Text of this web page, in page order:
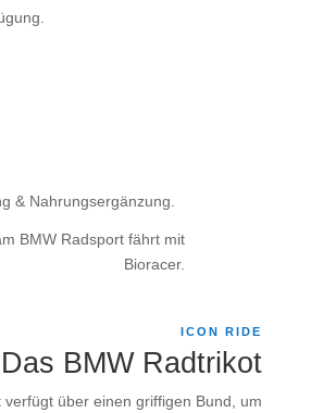
& Nahrungsergänzung
BMW Radsport fährt mit
Bioracer.
ICON RIDE
Das BMW Radtrikot
verfügt über einen griffigen Bund, um